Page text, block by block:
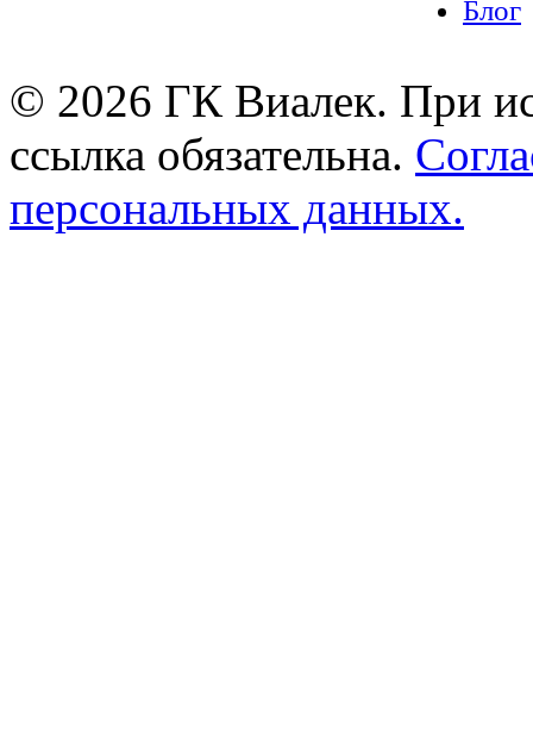
Блог
© 2026 ГК Виалек. При
ссылка обязательна.
персональных данных.